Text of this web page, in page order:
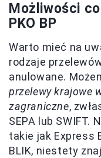
Możliwości
PKO BP
Warto mieć na
rodzaje
anulowane.
przelewy krajowe
zagraniczne,
SEPA lub SWIFT.
takie jak Express
BLIK, niestety